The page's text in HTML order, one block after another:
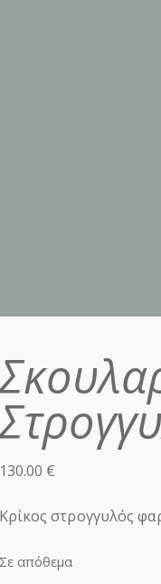
130.00 €
Κρίκος στρογγυλός
Σε απόθεμα